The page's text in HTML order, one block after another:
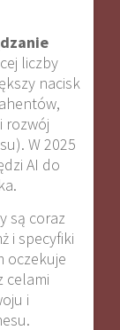
liczby
nacisk
rozwój
W 2025
AI do
.
są coraz
i specyfiki
oczekuje
celami
i
.